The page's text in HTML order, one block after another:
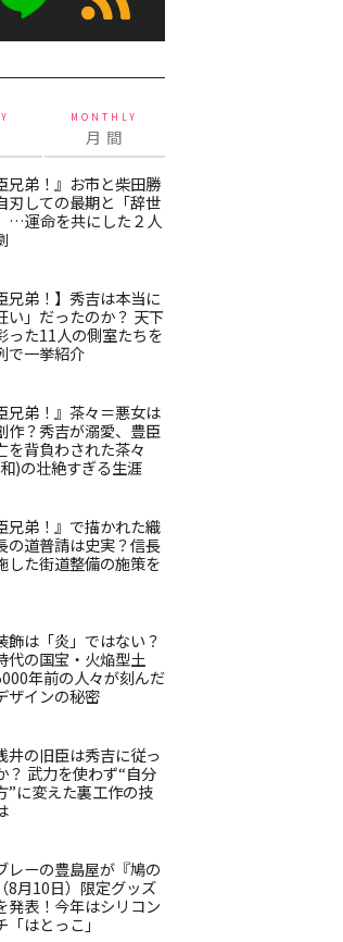
MONTHLY
月 間
兄弟！』お市と柴田勝
刃しての最期と「辞世
…運命を共にした２人
兄弟！】秀吉は本当に
い」だったのか？ 天下
った11人の側室たちを
で一挙紹介
兄弟！』茶々＝悪女は
作？秀吉が溺愛、豊臣
を背負わされた茶々
)の壮絶すぎる生涯
兄弟！』で描かれた織
の道普請は史実？信長
した街道整備の施策を
飾は「炎」ではない？
代の国宝・火焔型土
年前の人々が刻んだ
ザインの秘密
井の旧臣は秀吉に従っ
？ 武力を使わず“自分
”に変えた裏工作の技
レーの豊島屋が『鳩の
8月10日）限定グッズ
発表！今年はシリコン
「はとっこ」